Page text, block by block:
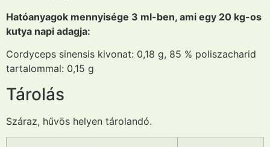
Hatóanyagok mennyisége 3 ml-ben, ami egy 20 kg-os
kutya napi adagja:
Cordyceps sinensis kivonat: 0,18 g, 85 % poliszacharid
tartalommal: 0,15 g
Tárolás
Száraz, hűvös helyen tárolandó.